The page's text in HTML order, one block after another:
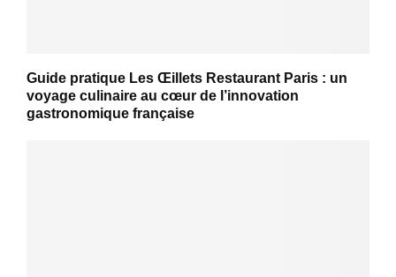
Guide pratique Les Œillets Restaurant Paris : un
voyage culinaire au cœur de l’innovation
gastronomique française